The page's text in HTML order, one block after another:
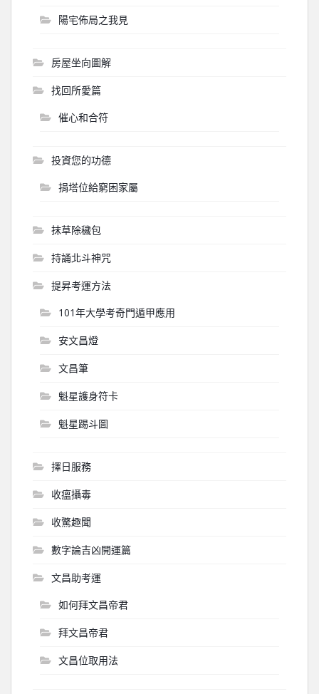
陽宅佈局之我見
房屋坐向圖解
找回所愛篇
催心和合符
投資您的功德
捐塔位給窮困家屬
抹草除穢包
持誦北斗神咒
提昇考運方法
101年大學考奇門遁甲應用
安文昌燈
文昌筆
魁星護身符卡
魁星踢斗圖
擇日服務
收瘟攝毒
收驚趣聞
數字論吉凶開運篇
文昌助考運
如何拜文昌帝君
拜文昌帝君
文昌位取用法